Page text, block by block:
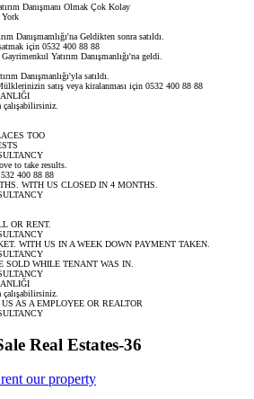
Danışmanı Olmak Çok Kolay
York
Danışmamlığı'na Geldikten sonra satıldı.
için 0532 400 88 88
Yatırım Danışmanlığı'na geldi.
Danışmanlığı'yla satıldı.
satış veya kiralanması için 0532 400 88 88
TOO
to take results.
400 88 88
WITH US CLOSED IN 4 MONTHS.
OR RENT.
WITH US IN A WEEK DOWN PAYMENT TAKEN.
WHILE TENANT WAS IN.
AS A EMPLOYEE OR REALTOR
Real Estates-36
our property